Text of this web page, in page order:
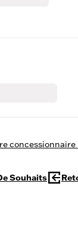
concessionnaire
Souhaits